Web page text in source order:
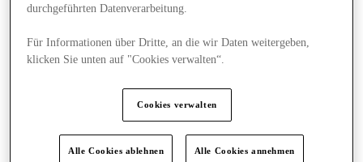
durchgeführten Datenverarbeitung.
Für Informationen über Dritte, an die wir Daten weitergeben,
klicken Sie unten auf "Cookies verwalten“.
Cookies verwalten
Alle Cookies ablehnen Alle Cookies annehmen